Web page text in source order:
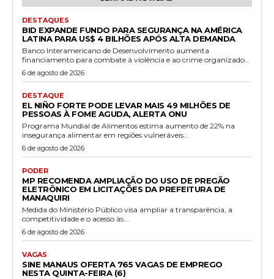
DESTAQUES
BID EXPANDE FUNDO PARA SEGURANÇA NA AMÉRICA
LATINA PARA US$ 4 BILHÕES APÓS ALTA DEMANDA
Banco Interamericano de Desenvolvimento aumenta
financiamento para combate à violência e ao crime organizado...
6 de agosto de 2026
DESTAQUE
EL NIÑO FORTE PODE LEVAR MAIS 49 MILHÕES DE
PESSOAS À FOME AGUDA, ALERTA ONU
Programa Mundial de Alimentos estima aumento de 22% na
insegurança alimentar em regiões vulneráveis...
6 de agosto de 2026
PODER
MP RECOMENDA AMPLIAÇÃO DO USO DE PREGÃO
ELETRÔNICO EM LICITAÇÕES DA PREFEITURA DE
MANAQUIRI
Medida do Ministério Público visa ampliar a transparência, a
competitividade e o acesso às...
6 de agosto de 2026
VAGAS
SINE MANAUS OFERTA 765 VAGAS DE EMPREGO
NESTA QUINTA-FEIRA (6)